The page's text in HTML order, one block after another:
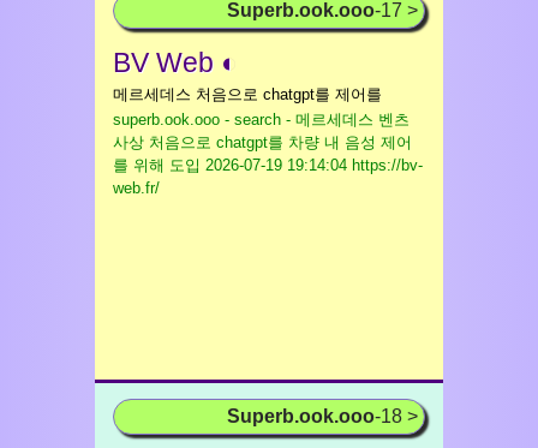
Superb.ook.ooo-17 >
BV Web ◐
메르세데스 처음으로 chatgpt를 제어를
superb.ook.ooo - search - 메르세데스 벤츠
사상 처음으로 chatgpt를 차량 내 음성 제어
를 위해 도입 2026-07-19 19:14:04 https://bv-
web.fr/
Superb.ook.ooo-18 >